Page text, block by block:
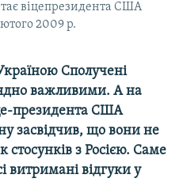
віцепрезидента США
2009 р.
Сполучені
важливими. А на
президента США
засвідчив, що вони не
стосунків з Росією. Саме
витримані відгуки у